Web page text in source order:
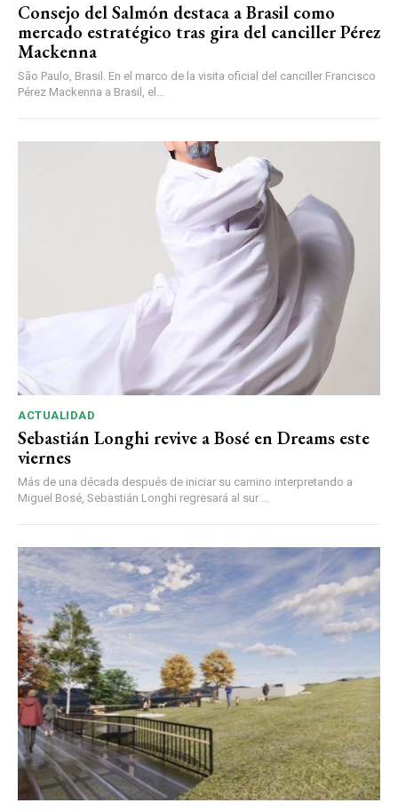
Consejo del Salmón destaca a Brasil como
mercado estratégico tras gira del canciller Pérez
Mackenna
São Paulo, Brasil. En el marco de la visita oficial del canciller Francisco
Pérez Mackenna a Brasil, el...
ACTUALIDAD
Sebastián Longhi revive a Bosé en Dreams este
viernes
Más de una década después de iniciar su camino interpretando a
Miguel Bosé, Sebastián Longhi regresará al sur ...